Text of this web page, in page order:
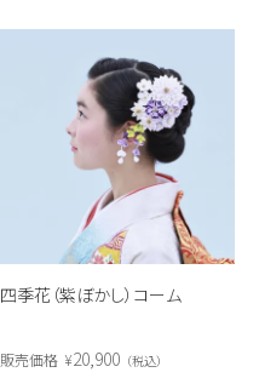
四季花（紫ぼかし）コーム
販売価格 ¥20,900 税込